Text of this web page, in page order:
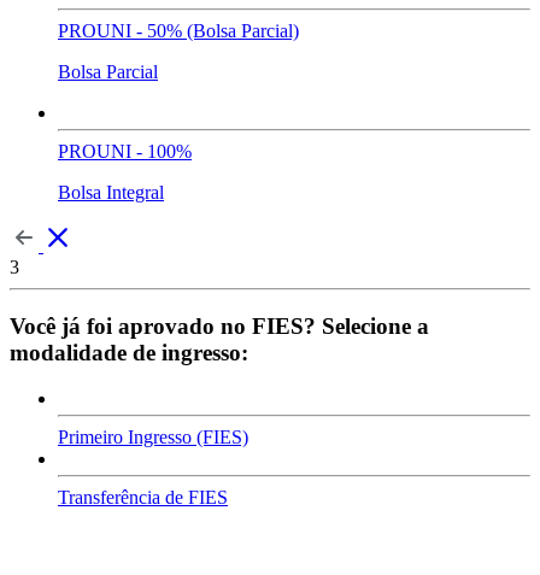
PROUNI - 50% (Bolsa Parcial)
Bolsa Parcial
PROUNI - 100%
Bolsa Integral
3
Você já foi aprovado no FIES? Selecione a
modalidade de ingresso:
Primeiro Ingresso (FIES)
Transferência de FIES